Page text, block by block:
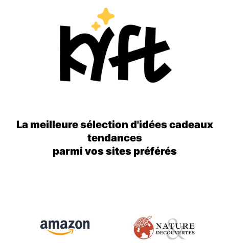
La meilleure sélection d'idées cadeaux
tendances
parmi vos sites préférés